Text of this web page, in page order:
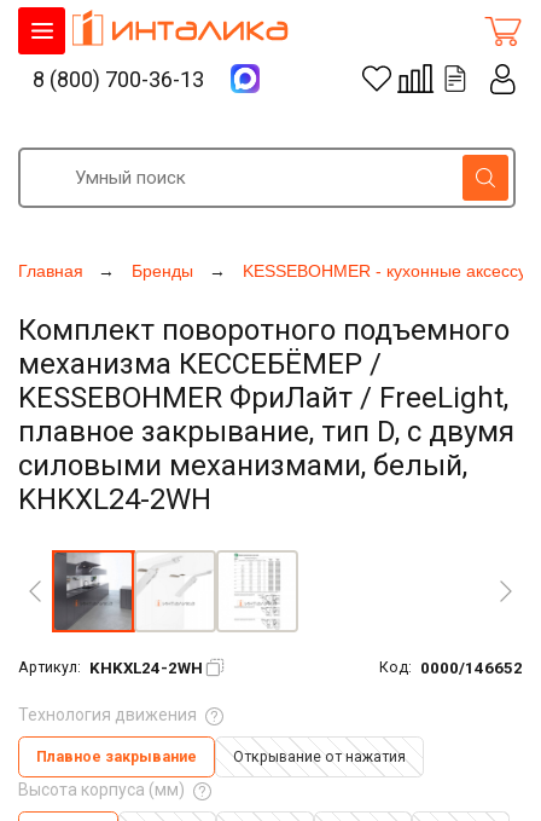
Главная Бренды KESSEBOHMER - кухонные
Комплект поворотного подъемного
механизма КЕССЕБЁМЕР /
KESSEBOHMER ФриЛайт / FreeLight,
плавное закрывание, тип D, с двумя
силовыми механизмами, белый,
KHKXL24-2WH
Артикул: KHKXL24-2WH Код: 0000/146652
Технология движения
Плавное закрывание Открывание от нажатия
Высота корпуса (мм)
8 (800) 700-36-13